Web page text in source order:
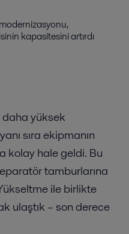
kapasitesini artırdı
yüksek
sıra ekipmanın
kolay hale geldi. Bu
tamburlarına
ile birlikte
ulaştık – son derece